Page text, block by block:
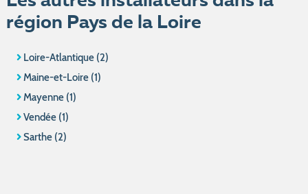
région Pays de la Loire
Loire-Atlantique (2)
Maine-et-Loire (1)
Mayenne (1)
Vendée (1)
Sarthe (2)